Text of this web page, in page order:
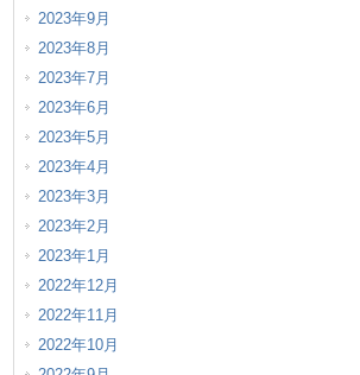
2023年9月
2023年8月
2023年7月
2023年6月
2023年5月
2023年4月
2023年3月
2023年2月
2023年1月
2022年12月
2022年11月
2022年10月